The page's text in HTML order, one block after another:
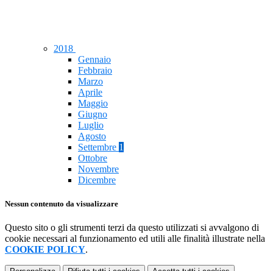
2018
Gennaio
Febbraio
Marzo
Aprile
Maggio
Giugno
Luglio
Agosto
Settembre 1
Ottobre
Novembre
Dicembre
Nessun contenuto da visualizzare
Questo sito o gli strumenti terzi da questo utilizzati si avvalgono di
cookie necessari al funzionamento ed utili alle finalità illustrate nella
COOKIE POLICY.